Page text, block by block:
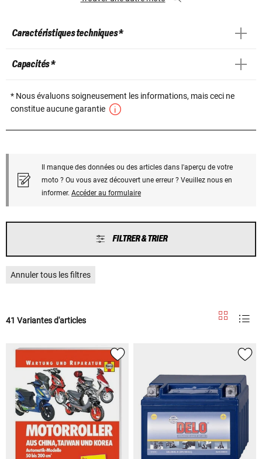
Caractéristiques techniques *
Capacités *
* Nous évaluons soigneusement les informations, mais ceci ne
constitue aucune garantie
Il manque des données ou des articles dans l'aperçu de votre
moto ? Ou vous avez découvert une erreur ? Veuillez nous en
informer. Accéder au formulaire
FILTRER & TRIER
Annuler tous les filtres
41 Variantes d'articles